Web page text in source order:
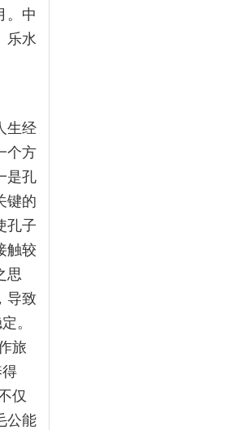
。中
乐水
生经
个方
是孔
键的
孔子
触较
思
导致
。
旅
仅
公能